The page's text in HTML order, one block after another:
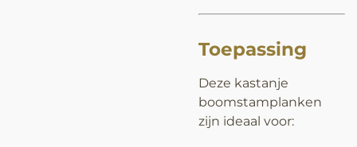
Toepassing
Deze kastanje
boomstamplanken
zijn ideaal voor: